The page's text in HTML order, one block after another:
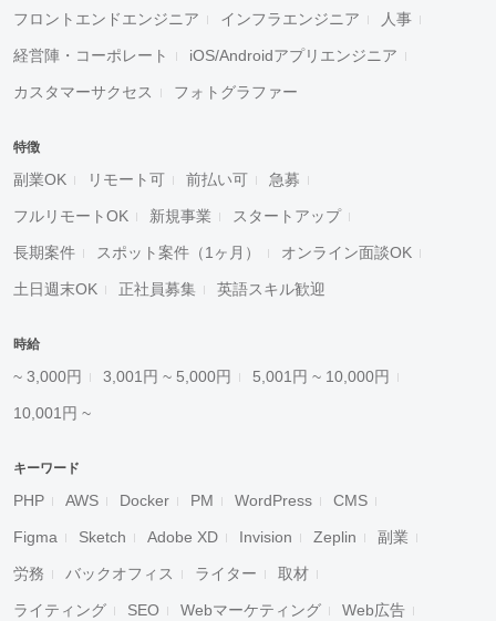
フロントエンドエンジニア インフラエンジニア 人事
経営陣・コーポレート iOS/Androidアプリエンジニア
カスタマーサクセス フォトグラファー
特徴
副業OK リモート可 前払い可 急募
フルリモートOK 新規事業 スタートアップ
長期案件 スポット案件（1ヶ月） オンライン面談OK
土日週末OK 正社員募集 英語スキル歓迎
時給
~ 3,000円 3,001円 ~ 5,000円 5,001円 ~ 10,000円
10,001円 ~
キーワード
PHP AWS Docker PM WordPress CMS
Figma Sketch Adobe XD Invision Zeplin 副業
労務 バックオフィス ライター 取材
ライティング SEO Webマーケティング Web広告